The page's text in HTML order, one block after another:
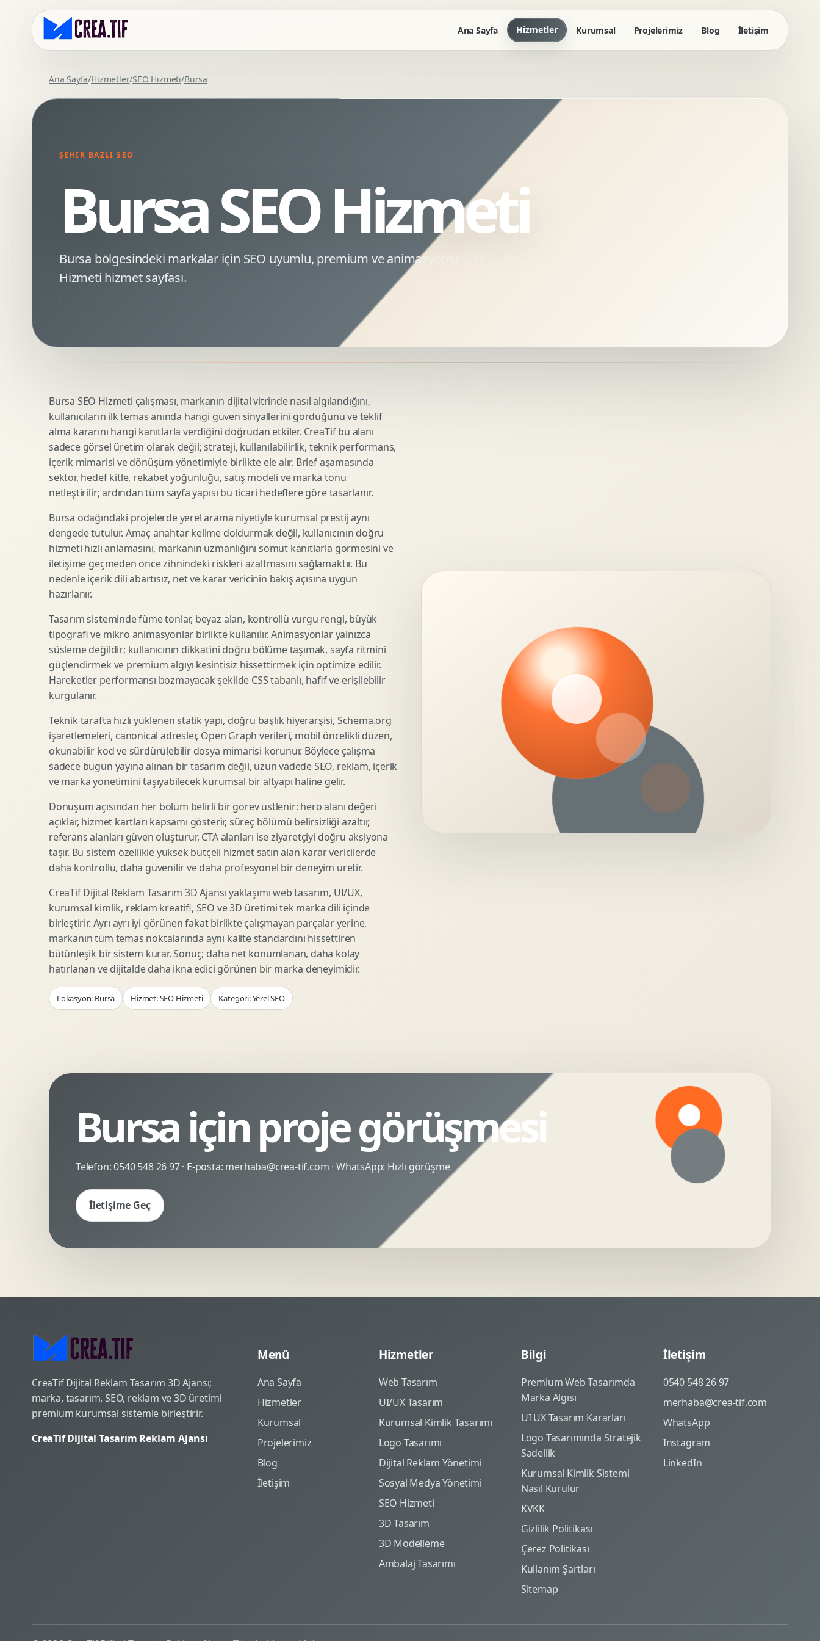
Ana Sayfa Hizmetler
Kurumsal Web Tasarim
SEO Uyumlu Web Tasarim
Webflow Web Tasarim
Framer Web Tasarim
Kurumsal Site Yenileme
Dashboard UI Tasarimi
Conversion UX Optimizasyonu
Kurumsal Dokuman Tasarimi
Ofis Ici Gorsel Kimlik
Kurumsal Katalog Tasarimi
Minimal Logo Tasarimi
Premium Logo Tasarimi
Logo Revizyonu
Kurumsal Logo Yenileme
Google Ads Reklam Tasarimi
Remarketing Kreatifleri
Sosyal Medya Kreatif Tasarimi
Reels Kapak Tasarimi
Topluluk Yonetimi
Influencer Kampanya Tasarimi
Uluslararasi SEO
SEO Icerik Stratejisi
Schema Markup Optimizasyonu
Urun Gorsellestirme
3D Reklam Gorseli
Cgi Kampanya Gorseli
3D Karakter Tasarimi
3D Stand Tasarimi
3D Sosyal Medya Gorseli
3D Lansman Filmi
3D Urun Modelleme
Mimari 3D Gorsellestirme
Endustriyel Modelleme
Low Poly Modelleme
High Poly Modelleme
3D Render Alma
Teknik Modelleme
Premium Ambalaj Tasarimi
Etiket Tasarimi
Kutu Tasarimi
Raf Gorunurlugu
Gida Ambalaj Tasarimi
Kozmetik Ambalaj Tasarimi
E Ticaret Kutu Tasarimi
Ambalaj Mockup Tasarimi
Afis Tasarimi
Brosur Tasarimi
Sosyal Medya Gorsel Tasarimi
Sunum Tasarimi
Infografik Tasarimi
Fuaye Gorsel Tasarimi
Kurumsal Ilan Tasarimi
Marka Stratejisi
Marka Konumlandirma
Isimlendirme
Rekabet Analizi
Marka Mimarisi
Deger Onerisi Tasarimi
Pazara Giris Stratejisi
Shopify Tasarim
Woocommerce Tasarim
Eticaret UX Optimizasyonu
Urun Sayfasi Tasarimi
Sepet Odeme UX
Pazaryeri Marka Magazasi
Eticaret SEO Altyapisi
Lead Generation Landing Page
Reklam Landing Page
Urun Lansman Sayfasi
Ab Test Arayuzu
App Landing Page
Form Optimizasyonu
Sales Page Tasarimi
Display Banner Tasarimi
Video Reklam Kreatifi
Outdoor Reklam Tasarimi
Story Reklam Tasarimi
Statik Reklam Gorseli
Motion Banner Tasarimi
Mikro Animasyon Tasarimi
Urun Tanitim Animasyonu
Interaktif Kampanya
Kurumsal Projelerimiz Blog İletişim
Ana Sayfa/Hizmetler/SEO Hizmeti/Bursa
ŞEHIR BAZLI SEO
Bursa SEO Hizmeti
Bursa bölgesindeki markalar için SEO uyumlu, premium ve animasyonlu SEO
Hizmeti hizmet sayfası.
Bursa SEO Hizmeti çalışması, markanın dijital vitrinde nasıl algılandığını,
kullanıcıların ilk temas anında hangi güven sinyallerini gördüğünü ve teklif
alma kararını hangi kanıtlarla verdiğini doğrudan etkiler. CreaTif bu alanı
sadece görsel üretim olarak değil; strateji, kullanılabilirlik, teknik performans,
içerik mimarisi ve dönüşüm yönetimiyle birlikte ele alır. Brief aşamasında
sektör, hedef kitle, rekabet yoğunluğu, satış modeli ve marka tonu
netleştirilir; ardından tüm sayfa yapısı bu ticari hedeflere göre tasarlanır.
Bursa odağındaki projelerde yerel arama niyetiyle kurumsal prestij aynı
dengede tutulur. Amaç anahtar kelime doldurmak değil, kullanıcının doğru
hizmeti hızlı anlamasını, markanın uzmanlığını somut kanıtlarla görmesini ve
iletişime geçmeden önce zihnindeki riskleri azaltmasını sağlamaktır. Bu
nedenle içerik dili abartısız, net ve karar vericinin bakış açısına uygun
hazırlanır.
Tasarım sisteminde füme tonlar, beyaz alan, kontrollü vurgu rengi, büyük
tipografi ve mikro animasyonlar birlikte kullanılır. Animasyonlar yalnızca
süsleme değildir; kullanıcının dikkatini doğru bölüme taşımak, sayfa ritmini
güçlendirmek ve premium algıyı kesintisiz hissettirmek için optimize edilir.
Hareketler performansı bozmayacak şekilde CSS tabanlı, hafif ve erişilebilir
kurgulanır.
Teknik tarafta hızlı yüklenen statik yapı, doğru başlık hiyerarşisi, Schema.org
işaretlemeleri, canonical adresler, Open Graph verileri, mobil öncelikli düzen,
okunabilir kod ve sürdürülebilir dosya mimarisi korunur. Böylece çalışma
sadece bugün yayına alınan bir tasarım değil, uzun vadede SEO, reklam, içerik
ve marka yönetimini taşıyabilecek kurumsal bir altyapı haline gelir.
Dönüşüm açısından her bölüm belirli bir görev üstlenir: hero alanı değeri
açıklar, hizmet kartları kapsamı gösterir, süreç bölümü belirsizliği azaltır,
referans alanları güven oluşturur, CTA alanları ise ziyaretçiyi doğru aksiyona
taşır. Bu sistem özellikle yüksek bütçeli hizmet satın alan karar vericilerde
daha kontrollü, daha güvenilir ve daha profesyonel bir deneyim üretir.
CreaTif Dijital Reklam Tasarım 3D Ajansı yaklaşımı web tasarım, UI/UX,
kurumsal kimlik, reklam kreatifi, SEO ve 3D üretimi tek marka dili içinde
birleştirir. Ayrı ayrı iyi görünen fakat birlikte çalışmayan parçalar yerine,
markanın tüm temas noktalarında aynı kalite standardını hissettiren
bütünleşik bir sistem kurar. Sonuç; daha net konumlanan, daha kolay
hatırlanan ve dijitalde daha ikna edici görünen bir marka deneyimidir.
Lokasyon: Bursa Hizmet: SEO Hizmeti Kategori: Yerel SEO
Bursa için proje görüşmesi
Telefon:0540 548 26 97· E-posta: merhaba@crea-tif.com · WhatsApp: Hızlı görüşme
İletişime Geç
CreaTif Dijital Reklam Tasarım 3D Ajansı;
marka, tasarım, SEO, reklam ve 3D üretimi
premium kurumsal sistemle birleştirir.
CreaTif Dijital Tasarım Reklam Ajansı
Menü
Ana Sayfa
Hizmetler
Kurumsal
Projelerimiz
Blog
İletişim
Hizmetler
Web Tasarım
UI/UX Tasarım
Kurumsal Kimlik Tasarımı
Logo Tasarımı
Dijital Reklam Yönetimi
Sosyal Medya Yönetimi
SEO Hizmeti
3D Tasarım
3D Modelleme
Ambalaj Tasarımı
Bilgi
Premium Web Tasarımda
Marka Algısı
UI UX Tasarım Kararları
Logo Tasarımında Stratejik
Sadellik
Kurumsal Kimlik Sistemi
Nasıl Kurulur
KVKK
Gizlilik Politikası
Çerez Politikası
Kullanım Şartları
Sitemap
İletişim
0540 548 26 97
merhaba@crea-tif.com
WhatsApp
Instagram
LinkedIn